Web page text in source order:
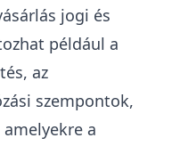
jogi és
például a
az
szempontok,
a